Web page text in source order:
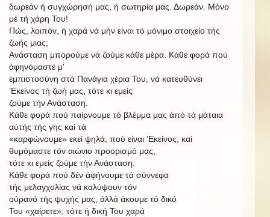
δωρεάν ή συγχώρησή μας, ή σωτηρία μας. Δωρεάν. Μόνο
μέ τή χάρη Του!
Πώς, λοιπόν, ή χαρά νά μήν είναι τό μόνιμο στοιχείο τής
ζωής μιας;
Ανάσταση μπορούμε νά ζούμε κάθε μέρα. Κάθε φορά πού
άφηνόμαστέ μ'
εμπιστοσύνη στά Πανάγια χέρια Του, νά κατευθύνει
’Εκείνος τή ζωή μας, τότε κι εμείς
ζούμε τήν Ανάσταση.
Κάθε φορά πού παίρνουμε τό βλέμμα μας άπό τά μάταια
αύτής τής γης καί τά
«καρφώνουμε» εκεί ψηλά, πού είναι ’Εκείνος, καί
θυμόμαστε τόν αιώνιο προορισμό μας,
τότε κι εμείς ζούμε τήν Ανάσταση.
Κάθε φορά πού δέν άφήνουμε τά σύννεφα
τής μελαγχολίας νά καλύψουν τόν
ούρανό τής ψυχής μας, άλλά άκουμε τό δικό
Του «χαίρετε», τότε ή δική Του χαρά